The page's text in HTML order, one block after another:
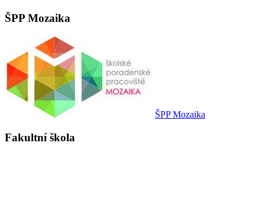
ŠPP Mozaika
ŠPP Mozaika
Fakultní škola